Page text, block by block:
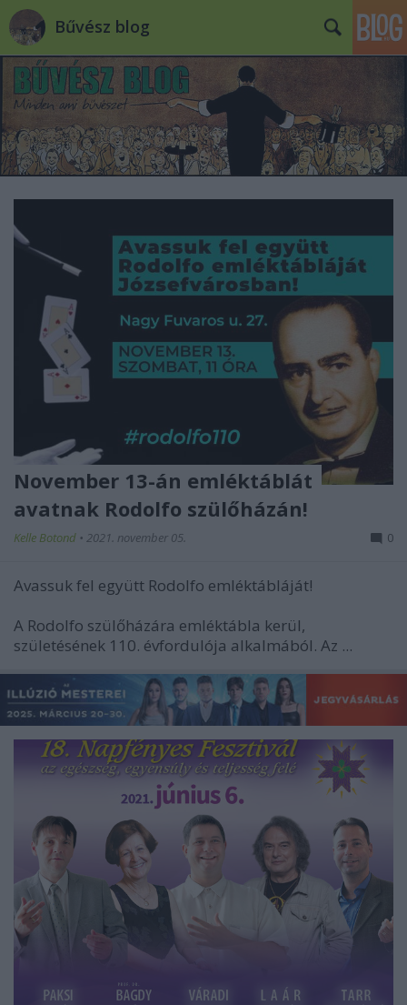
Bűvész blog
November 13-án emléktáblát
avatnak Rodolfo szülőházán!
Kelle Botond • 2021. november 05. 0
Avassuk fel együtt Rodolfo emléktábláját!
A Rodolfo szülőházára emléktábla kerül,
születésének 110. évfordulója alkalmából. Az ...